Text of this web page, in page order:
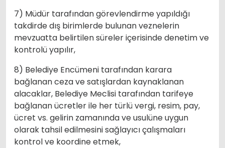
7) Müdür tarafından görevlendirme yapıldığı
takdirde dış birimlerde bulunan veznelerin
mevzuatta belirtilen süreler içerisinde denetim ve
kontrolü yapılır,
8) Belediye Encümeni tarafından karara
bağlanan ceza ve satışlardan kaynaklanan
alacaklar, Belediye Meclisi tarafından tarifeye
bağlanan ücretler ile her türlü vergi, resim, pay,
ücret vs. gelirin zamanında ve usulüne uygun
olarak tahsil edilmesini sağlayıcı çalışmaları
kontrol ve koordine etmek,